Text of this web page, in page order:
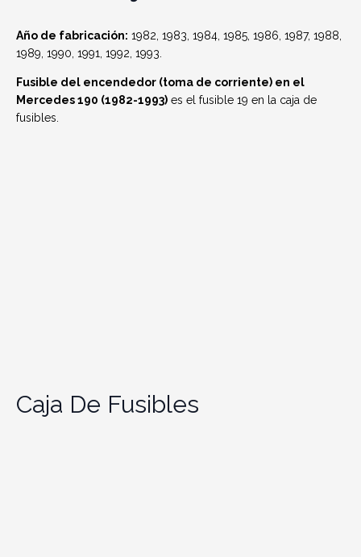
Año de fabricación: 1982, 1983, 1984, 1985, 1986, 1987, 1988,
1989, 1990, 1991, 1992, 1993.
Fusible del encendedor (toma de corriente) en el
Mercedes 190 (1982-1993) es el fusible 19 en la caja de
fusibles.
Caja De Fusibles